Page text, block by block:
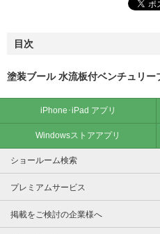
目次
塗装ブール 水流板付ベンチュリー
iPhone･iPad アプリ
Windowsストアアプリ
ショールーム検索
プレミアムサービス
掲載をご検討の企業様へ